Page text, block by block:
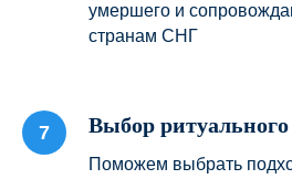
умершего и
странам СНГ
Выбор ритуального
Поможем выбрать